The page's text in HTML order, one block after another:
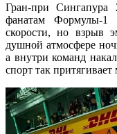
Гран-при Сингапура
фанатам Формулы-1
скорости, но взрыв
душной атмосфере
а внутри команд
спорт так